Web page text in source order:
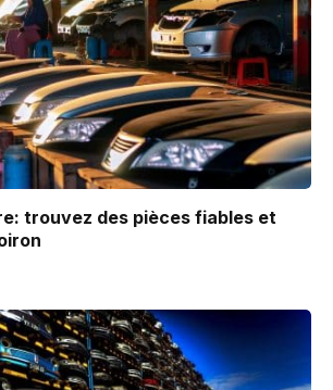
trouvez des pièces fiables et